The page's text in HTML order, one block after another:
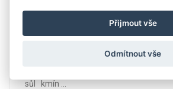
opakujeme dokud není kameninový
Přikryjeme zelným listem a vložíme na
Ze zelí postupně odléváme vodu, která
týdnech je zelí připraveno ke
sůl kmín ...
Přijmout vše
Odmítnout vše